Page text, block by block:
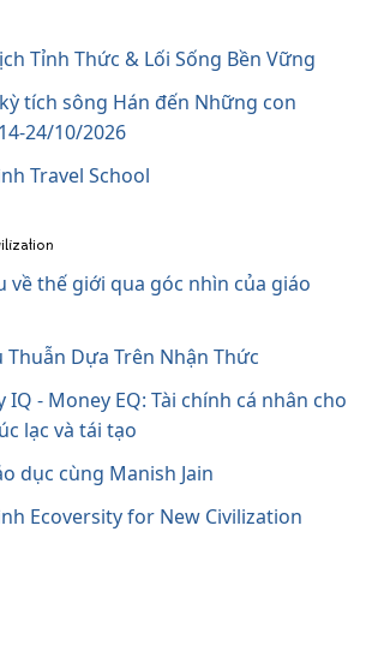
Tỉnh Thức & Lối Sống Bền Vững
tích sông Hán đến Những con
24/10/2026
Travel School
về thế giới qua góc nhìn của giáo
Thuẫn Dựa Trên Nhận Thức
- Money EQ: Tài chính cá nhân cho
lạc và tái tạo
dục cùng Manish Jain
Ecoversity for New Civilization